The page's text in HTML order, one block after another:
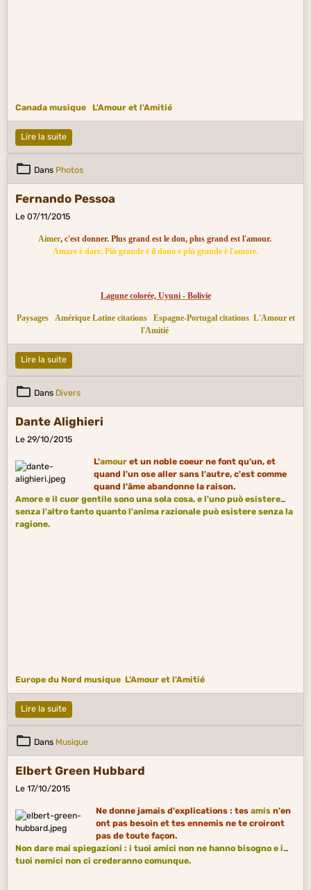
Canada musique L'Amour et l'Amitié
Lire la suite
Dans Photos
Fernando Pessoa
Le 07/11/2015
Aimer, c'est donner. Plus grand est le don, plus grand est l'amour.
Amare è dare. Più grande è il dono e più grande è l'amore.
Lagune colorée, Uyuni - Bolivie
Paysages Amérique Latine citations Espagne-Portugal citations L'Amour et
l'Amitié
Lire la suite
Dans Divers
Dante Alighieri
Le 29/10/2015
L'amouret un noble coeur ne font qu'un, et
quand l'un ose aller sans l'autre, c'est comme
quand l'âme abandonne la raison.
Amore e il cuor gentile sono una sola cosa, e l'uno può esistere
senza l'altro tanto quanto l'anima razionale può esistere senza la
ragione.
Europe du Nord musique L'Amour et l'Amitié
Lire la suite
Dans Musique
Elbert Green Hubbard
Le 17/10/2015
Ne donne jamais d'explications : tes amisn'en
ont pas besoin et tes ennemis ne te croiront
pas de toute façon.
Non dare mai spiegazioni : i tuoi amici non ne hanno bisogno e i
tuoi nemici non ci crederanno comunque.